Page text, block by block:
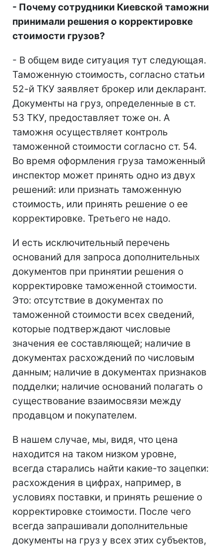
- Почему сотрудники Киевской таможни
принимали решения о корректировке
стоимости грузов?
- В общем виде ситуация тут следующая.
Таможенную стоимость, согласно статьи
52-й ТКУ заявляет брокер или декларант.
Документы на груз, определенные в ст.
53 ТКУ, предоставляет тоже он. А
таможня осуществляет контроль
таможенной стоимости согласно ст. 54.
Во время оформления груза таможенный
инспектор может принять одно из двух
решений: или признать таможенную
стоимость, или принять решение о ее
корректировке. Третьего не надо.
И есть исключительный перечень
оснований для запроса дополнительных
документов при принятии решения о
корректировке таможенной стоимости.
Это: отсутствие в документах по
таможенной стоимости всех сведений,
которые подтверждают числовые
значения ее составляющей; наличие в
документах расхождений по числовым
данным; наличие в документах признаков
подделки; наличие оснований полагать о
существование взаимосвязи между
продавцом и покупателем.
В нашем случае, мы, видя, что цена
находится на таком низком уровне,
всегда старались найти какие-то зацепки:
расхождения в цифрах, например, в
условиях поставки, и принять решение о
корректировке стоимости. После чего
всегда запрашивали дополнительные
документы на груз у всех этих субъектов,